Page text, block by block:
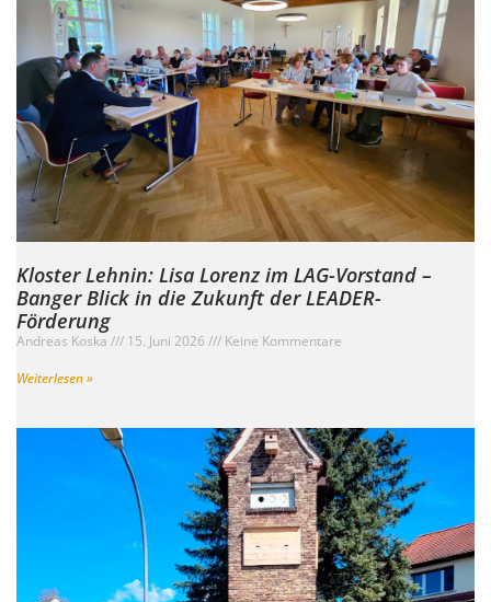
Kloster Lehnin: Lisa Lorenz im LAG-Vorstand –
Banger Blick in die Zukunft der LEADER-
Förderung
Andreas Koska 15. Juni 2026
Keine Kommentare
Weiterlesen »